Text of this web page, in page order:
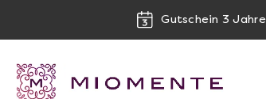
Gutschein 3